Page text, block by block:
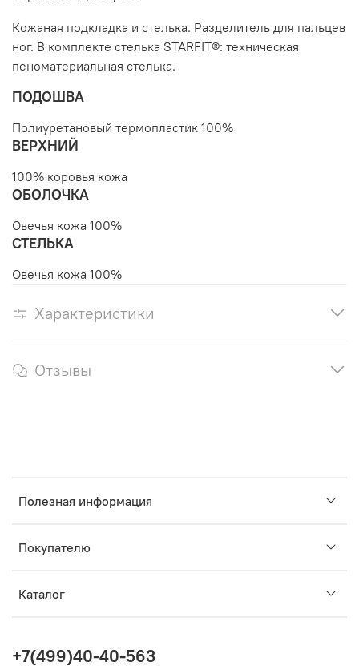
Кожаная подкладка и стелька. Разделитель для пальцев
ног. В комплекте стелька STARFIT®: техническая
пеноматериальная стелька.
ПОДОШВА
Полиуретановый термопластик 100%
ВЕРХНИЙ
100% коровья кожа
ОБОЛОЧКА
Овечья кожа 100%
СТЕЛЬКА
Овечья кожа 100%
Характеристики
Отзывы
Полезная информация
Покупателю
Каталог
+7(499)40-40-563